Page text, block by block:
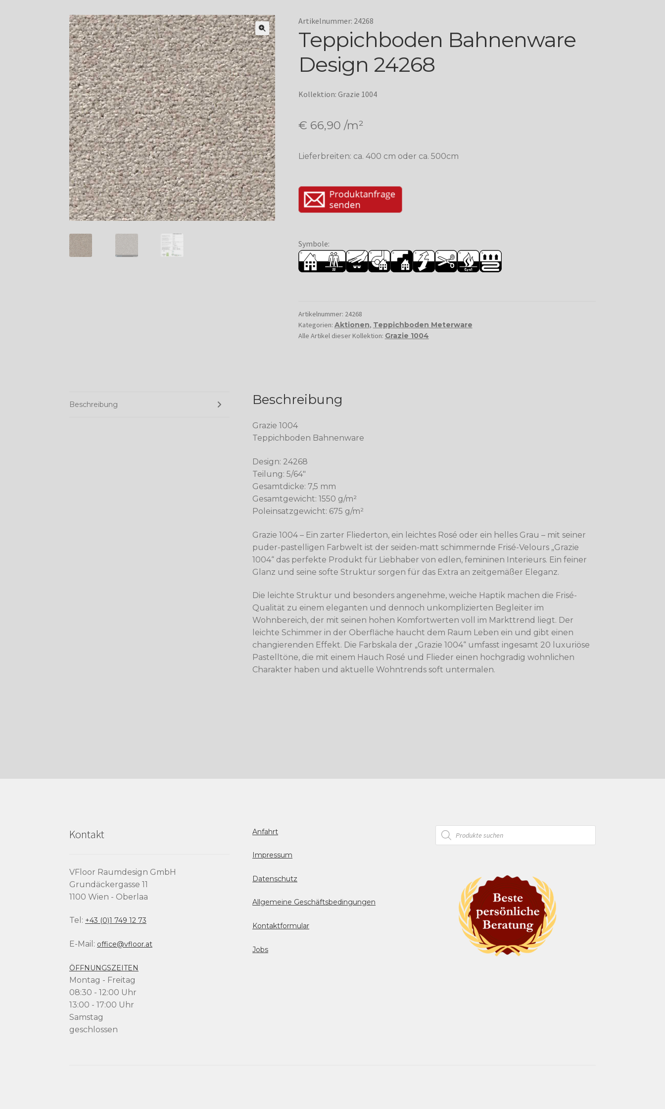
Artikelnummer: 24268
Teppichboden Bahnenware
Design 24268
Kollektion: Grazie 1004
€ 66,90 /m²
Lieferbreiten: ca. 400 cm oder ca. 500cm
Symbole:
Artikelnummer: 24268
Kategorien: Aktionen, Teppichboden Meterware
Alle Artikel dieser Kollektion: Grazie 1004
Beschreibung Beschreibung
Grazie 1004
Teppichboden Bahnenware
Design: 24268
Teilung: 5/64″
Gesamtdicke: 7,5 mm
Gesamtgewicht: 1550 g/m²
Poleinsatzgewicht: 675 g/m²
Grazie 1004 – Ein zarter Fliederton, ein leichtes Rosé oder ein helles Grau – mit seiner
puder-pastelligen Farbwelt ist der seiden-matt schimmernde Frisé-Velours „Grazie
1004“ das perfekte Produkt für Liebhaber von edlen, femininen Interieurs. Ein feiner
Glanz und seine softe Struktur sorgen für das Extra an zeitgemäßer Eleganz.
Die leichte Struktur und besonders angenehme, weiche Haptik machen die Frisé-
Qualität zu einem eleganten und dennoch unkomplizierten Begleiter im
Wohnbereich, der mit seinen hohen Komfortwerten voll im Markttrend liegt. Der
leichte Schimmer in der Oberfläche haucht dem Raum Leben ein und gibt einen
changierenden Effekt. Die Farbskala der „Grazie 1004“ umfasst ingesamt 20 luxuriöse
Pastelltöne, die mit einem Hauch Rosé und Flieder einen hochgradig wohnlichen
Charakter haben und aktuelle Wohntrends soft untermalen.
Kontakt
VFloor Raumdesign GmbH
Grundäckergasse 11
1100 Wien - Oberlaa
Tel: +43 (0)1 749 12 73
E-Mail: office@vfloor.at
ÖFFNUNGSZEITEN
Montag - Freitag
08:30 - 12:00 Uhr
13:00 - 17:00 Uhr
Samstag
geschlossen
Anfahrt
Impressum
Datenschutz
Allgemeine Geschäftsbedingungen
Kontaktformular
Jobs
Products
search